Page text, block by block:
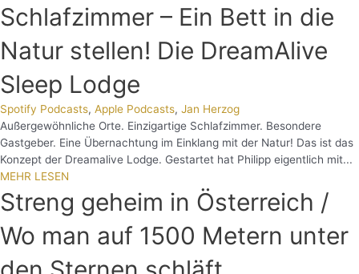
Schlafzimmer – Ein Bett in die
Natur stellen! Die DreamAlive
Sleep Lodge
Spotify Podcasts, Apple Podcasts, Jan Herzog
Außergewöhnliche Orte. Einzigartige Schlafzimmer. Besondere
Gastgeber. Eine Übernachtung im Einklang mit der Natur! Das ist das
Konzept der Dreamalive Lodge. Gestartet hat Philipp eigentlich mit...
MEHR LESEN
Streng geheim in Österreich /
Wo man auf 1500 Metern unter